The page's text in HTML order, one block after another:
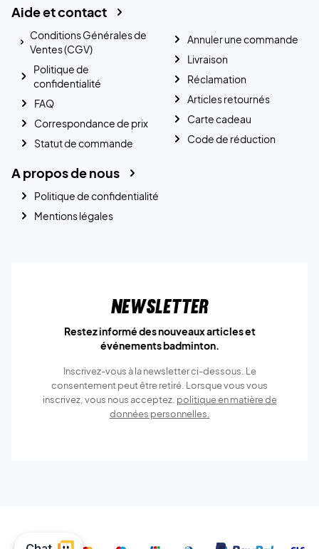
Aide et contact
Conditions Générales de
Ventes (CGV)
Politique de
confidentialité
FAQ
Correspondance de prix
Statut de commande
Annuler une commande
Livraison
Réclamation
Articles retournés
Carte cadeau
Code de réduction
A propos de nous
Politique de confidentialité
Mentions légales
Newsletter
Restez informé des nouveaux articles et
événements badminton.
Inscrivez-vous à la newsletter ci-dessous. Le
consentement peut être retiré. Lorsque vous vous
inscrivez, vous nous acceptez. politique en matière de
données personnelles.